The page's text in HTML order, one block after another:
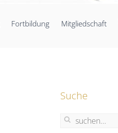
Fortbildung Mitgliedschaft
Suche